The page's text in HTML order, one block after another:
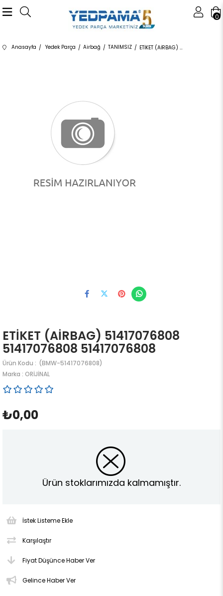
0
Anasayfa Yedek Parça Airbağ TANIMSIZ ETİKET (AİRBAG) 51417076808 51417076808 51417076808
ETİKET (AİRBAG) 51417076808
51417076808 51417076808
(BMW-51417076808)
Marka : ORİJİNAL
₺0,00
Ürün stoklarımızda kalmamıştır.
İstek Listeme Ekle
Karşılaştır
Fiyat Düşünce Haber Ver
Gelince Haber Ver